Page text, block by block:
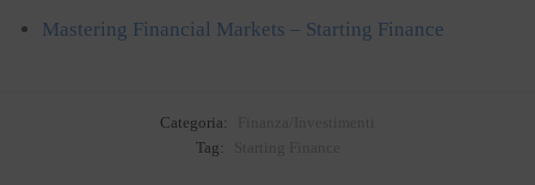
Mastering Financial Markets – Starting Finance
Categoria:
Tag: